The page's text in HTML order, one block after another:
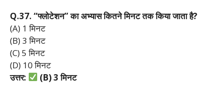
Q.37. “फ्लोटेशन”काअभ्यासकितनेमिनटतककियाजाताहै?
(A) 1 मिनट
(B) 3 मिनट
(C) 5 मिनट
(D) 10 मिनट
उत्तर:
(B) 3मिनट